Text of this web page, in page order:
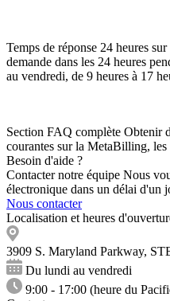
Temps de réponse 24 heures sur
demande dans les 24 heures
au vendredi, de 9 heures à 17
Section FAQ complète Obtenir
courantes sur la MetaBilling, les
Besoin d'aide ?
Contacter notre équipe Nous
électronique dans un délai d'un
Nous contacter
Localisation et heures
3909 S. Maryland Parkway,
Du lundi au vendredi
9:00 - 17:00 (heure du